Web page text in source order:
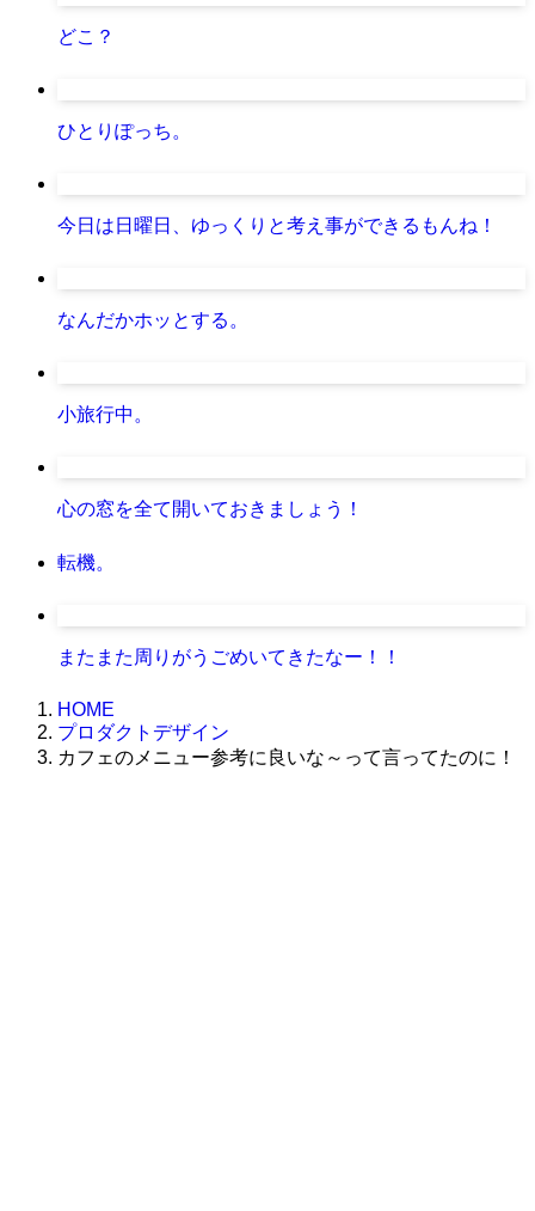
どこ？
ひとりぽっち。
今日は日曜日、ゆっくりと考え事ができるもんね！
なんだかホッとする。
小旅行中。
心の窓を全て開いておきましょう！
転機。
またまた周りがうごめいてきたなー！！
HOME
プロダクトデザイン
カフェのメニュー参考に良いな～って言ってたのに！